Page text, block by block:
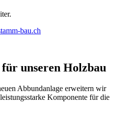
bau.ch
unseren Holzbau
Abbundanlage erweitern wir
Komponente für die